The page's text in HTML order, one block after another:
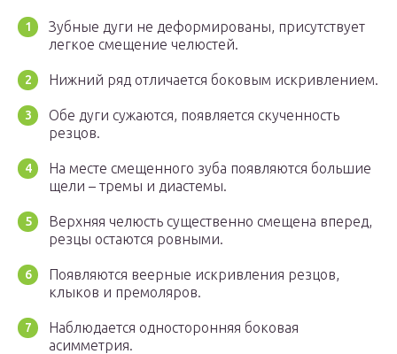
Зубные дуги не деформированы, присутствует
легкое смещение челюстей.
Нижний ряд отличается боковым искривлением.
Обе дуги сужаются, появляется скученность
резцов.
На месте смещенного зуба появляются большие
щели – тремы и диастемы.
Верхняя челюсть существенно смещена вперед,
резцы остаются ровными.
Появляются веерные искривления резцов,
клыков и премоляров.
Наблюдается односторонняя боковая
асимметрия.